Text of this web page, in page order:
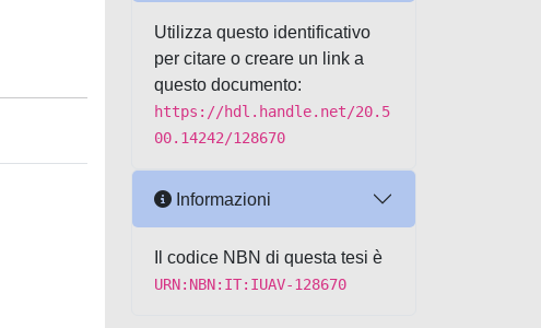
Utilizza questo identificativo
per citare o creare un link a
questo documento:
https://hdl.handle.net/20.5
00.14242/128670
Informazioni
Il codice NBN di questa tesi è
URN:NBN:IT:IUAV-128670